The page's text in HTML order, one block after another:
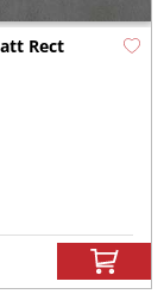
Rect